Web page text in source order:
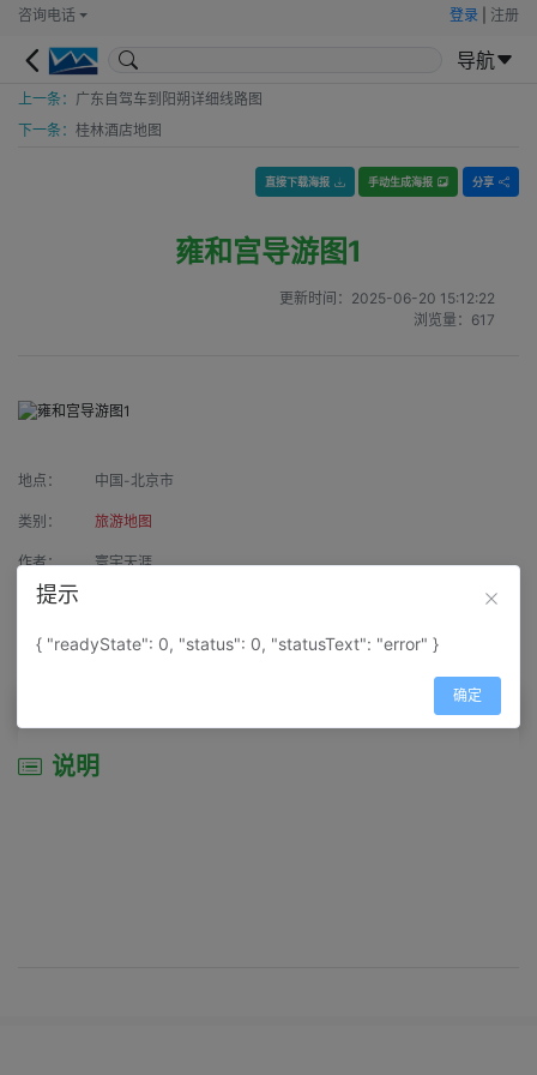
咨询电话 登录 注册
导航
上一条： 广东自驾车到阳朔详细线路图
下一条： 桂林酒店地图
直接下载海报 手动生成海报 分享
雍和宫导游图1
更新时间： 2025-06-20 15:12:22
浏览量： 617
地点： 中国-北京市
类别： 旅游地图
作者： 寰宇天涯
来源：
属性： 地图属性： 地图类型-景区导游图
说明
提示
{ "readyState": 0, "status": 0, "statusText": "error" }
确定